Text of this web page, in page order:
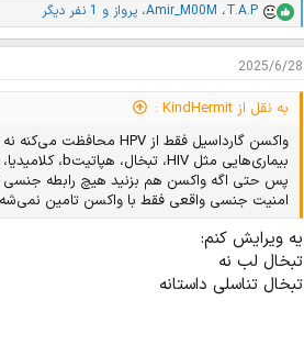
ا
م
ت
ی
ا
ت
T.A.P، Amir_M00M، پرواز و 1 نفر دیگر
2025/6/28
به نقل از KindHermit :
واکسن گارداسیل فقط از HPV محافظت می‌کنه نه همه بیماری‌های جنسی
بیماری‌هایی مثل HIV، تبخال، هپاتیتb، کلامیدیا، سوزاک، سیفلیس و… هنوز خطرناکن
پس حتی اگه واکسن هم بزنید هیچ رابطه جنسی
امنیت جنسی واقعی فقط با واکسن تامین
یه ویرایش کنم:
تبخال لب نه
تبخال تناسلی داستانه